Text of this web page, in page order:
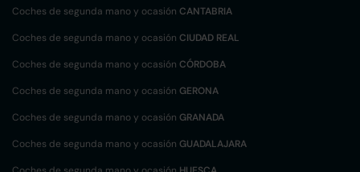
Coches de segunda mano y ocasión CANTABRIA
Coches de segunda mano y ocasión CIUDAD REAL
Coches de segunda mano y ocasión CÓRDOBA
Coches de segunda mano y ocasión GERONA
Coches de segunda mano y ocasión GRANADA
Coches de segunda mano y ocasión GUADALAJARA